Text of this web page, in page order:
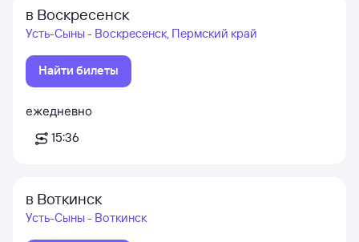
в Воскресенск
Усть-Сыны - Воскресенск, Пермский край
Найти билеты
ежедневно
15:36
в Воткинск
Усть-Сыны - Воткинск